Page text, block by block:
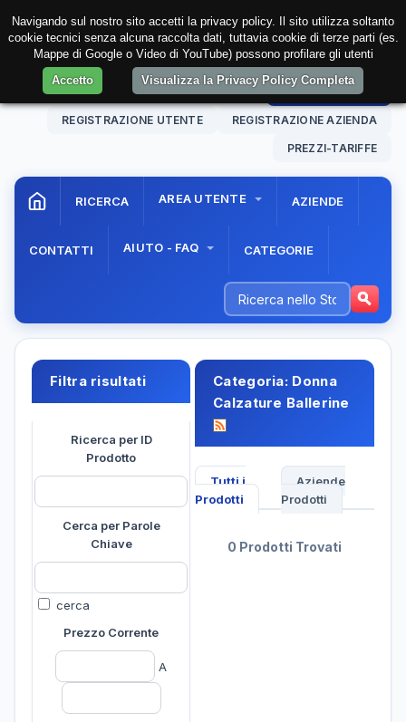
10 Aug. 202622:28:34 AREA RISERVATA
REGISTRAZIONE UTENTE REGISTRAZIONE AZIENDA
PREZZI-TARIFFE
RICERCA AREA UTENTE AZIENDE
CONTATTI AIUTO - FAQ CATEGORIE
Filtra risultati
Ricerca per ID
Prodotto
Cerca per Parole
Chiave
cerca
Prezzo Corrente
A
Categoria: Donna
Calzature Ballerine
Tutti i
Prodotti
Aziende
Prodotti
0 Prodotti Trovati
Navigando sul nostro sito accetti la privacy policy. Il sito utilizza soltanto
cookie tecnici senza alcuna raccolta dati, tuttavia cookie di terze parti (es.
Mappe di Google o Video di YouTube) possono profilare gli utenti
Accetto
Visualizza la Privacy Policy Completa